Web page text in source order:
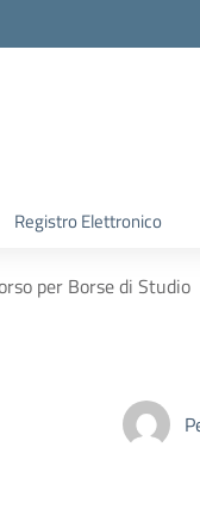
Registro Elettronico
per Borse di Studio